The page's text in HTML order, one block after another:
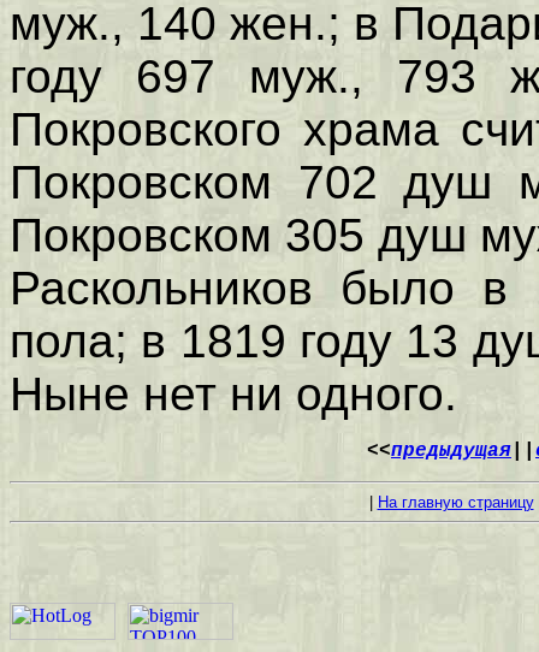
муж., 140 жен.; в
году 697 муж., 793
Покровского храма
Покровском 702 душ
Покровском 305 душ
Раскольников было
пола; в 1819 году 13
Ныне нет ни одного.
<<предыдущая
На главную страницу